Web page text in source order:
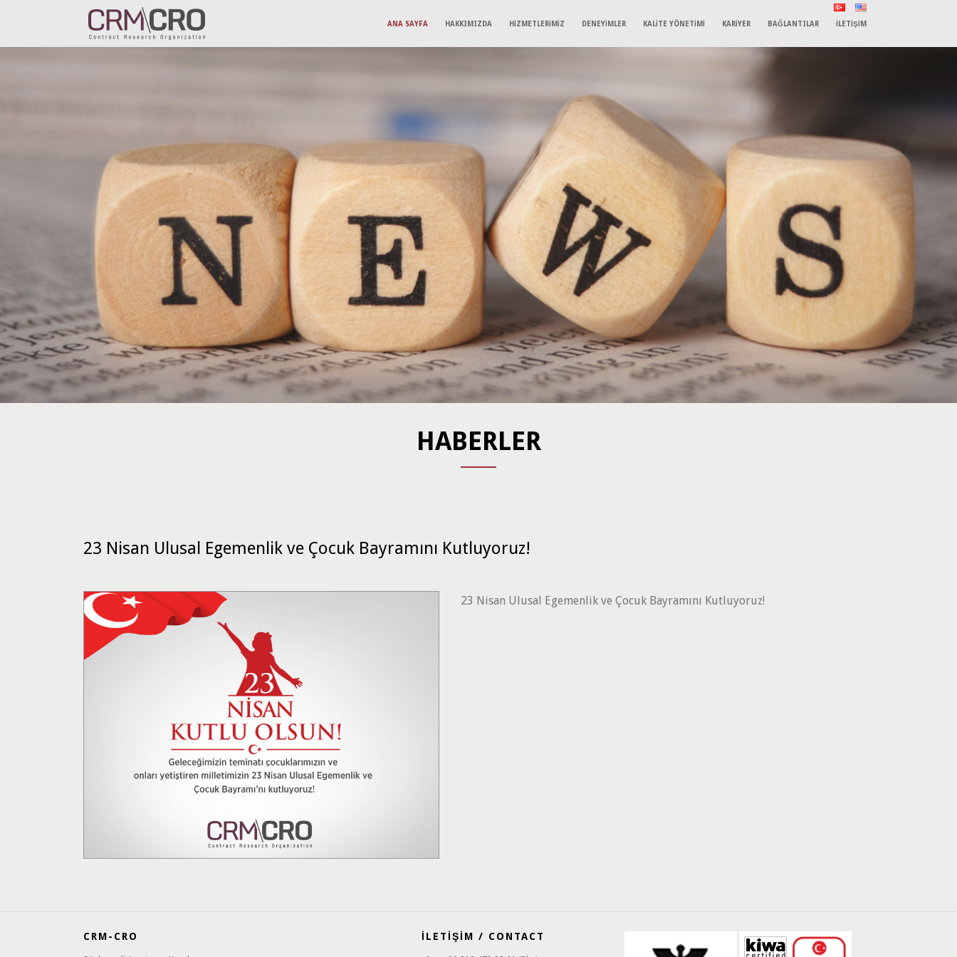
ANA SAYFA HAKKIMIZDA HİZMETLERİMİZ DENEYİMLER KALİTE YÖNETİMİ KARİYER BAĞLANTILAR İLETİŞİM
HABERLER
23 Nisan Ulusal Egemenlik ve Çocuk Bayramını Kutluyoruz!
23 Nisan Ulusal Egemenlik ve Çocuk Bayramını Kutluyoruz!
CRM-CRO İLETİŞİM / CONTACT